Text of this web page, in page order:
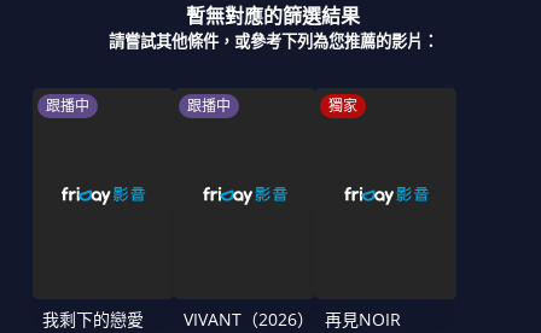
暫無對應的篩選結果
請嘗試其他條件，或參考下列為您推薦的影片：
跟播中
我剩下的戀愛
跟播中
VIVANT（2026）
獨家
再見NOIR